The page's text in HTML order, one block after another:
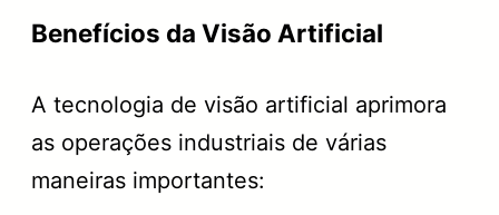
Benefícios da Visão Artificial
A tecnologia de visão artificial aprimora
as operações industriais de várias
maneiras importantes: